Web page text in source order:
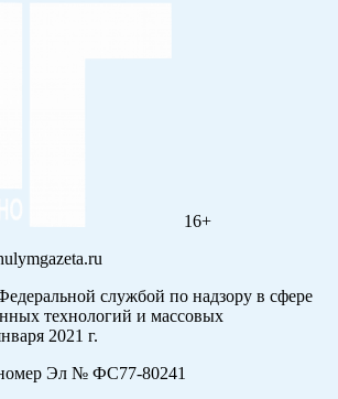
16+
службой по надзору в сфере
технологий и массовых
2021 г.
Эл № ФС77-80241